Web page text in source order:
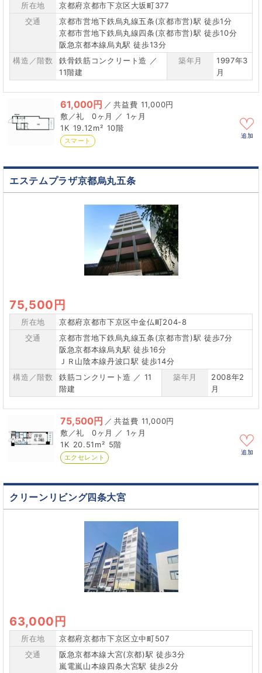
所在地
京都府京都市下京区大坂町377
交通
京都市営地下鉄烏丸線五条(京都市営)駅 徒歩1分
京都市営地下鉄烏丸線四条(京都市営)駅 徒歩10分
阪急京都本線烏丸駅 徒歩13分
構造／階数
鉄骨鉄筋コンクリート造 ／
11階建
築年月
1997年3
月
61,000円 ／
11,000円
0ヶ月 ／ 1ヶ月
1K 19.12m² 10階
スマート
追加
エステムプラザ京都烏丸五条
75,500円
所在地
京都府京都市下京区中金仏町204-8
交通
京都市営地下鉄烏丸線五条(京都市営)駅 徒歩7分
阪急京都本線烏丸駅 徒歩16分
ＪＲ山陰本線丹波口駅 徒歩14分
構造／階数
鉄筋コンクリート造 ／ 11
階建
築年月
2008年2
月
75,500円 ／
11,000円
0ヶ月 ／ 1ヶ月
1K 20.51m² 5階
エクセレント
追加
クリーンリビング四条大宮
63,000円
所在地
京都府京都市下京区立中町507
交通
阪急京都本線大宮(京都)駅 徒歩3分
嵐電嵐山本線四条大宮駅 徒歩2分